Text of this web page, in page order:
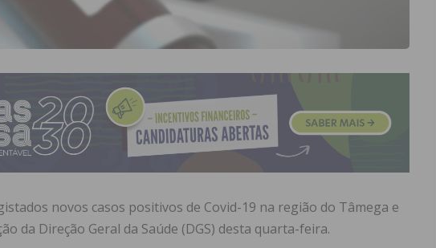
novos casos positivos de Covid-19 na região do Tâmega e
da Direção Geral da Saúde (DGS) desta quarta-feira.